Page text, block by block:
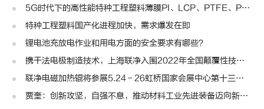
5G时代下的高性能特种工程塑料薄膜PI、LCP、PTFE、PPS、PEEK、PEN
特种工程塑料国产化进程加快，需求爆发在即
锂电池充放电作业和用电方面的安全要求有哪些？
携干法电极制造技术，上海联净入围2022年全国颠覆性技术创新大赛
联净电磁加热辊将参展5.24－26虹桥国家会展中心第十三届模切展
贾奎：创新攻坚，自强不息，推动材料工业先进装备迈向新高度 | 高转先锋人物